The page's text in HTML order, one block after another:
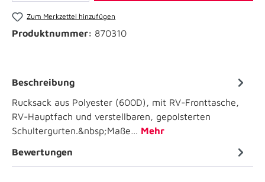
Zum Merkzettel hinzufügen
Produktnummer: 870310
Beschreibung
Rucksack aus Polyester (600D), mit RV-Fronttasche,
RV-Hauptfach und verstellbaren, gepolsterten
Schultergurten.&nbsp;Maße… Mehr
Bewertungen